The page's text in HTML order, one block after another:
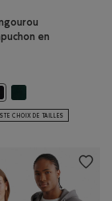
MÉLANGE
bio: MÉLANGE
en
original à
kangourou original
CHOIX DE TAILLES